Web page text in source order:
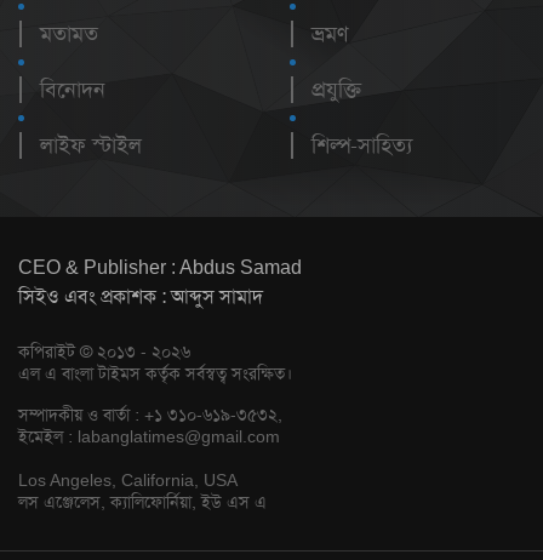
মতামত
বিনোদন
লাইফ স্টাইল
ভ্রমণ
প্রযুক্তি
শিল্প-সাহিত্য
CEO & Publisher : Abdus Samad
সিইও এবং প্রকাশক : আব্দুস সামাদ
কপিরাইট © ২০১৩ - ২০২৬
এল এ বাংলা টাইমস কর্তৃক সর্বস্বত্ব সংরক্ষিত।
সম্পাদকীয় ও বার্তা : +১ ৩১০-৬১৯-৩৫৩২,
ইমেইল : labanglatimes@gmail.com
Los Angeles, California, USA
লস এঞ্জেলেস, ক্যালিফোর্নিয়া, ইউ এস এ